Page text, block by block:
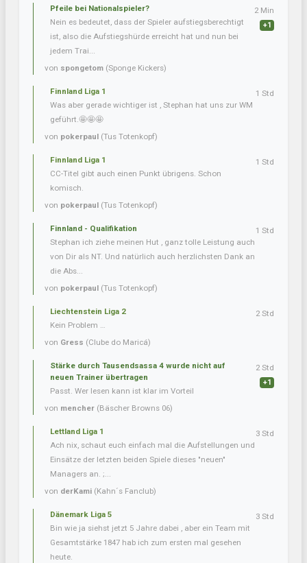
Pfeile bei Nationalspieler?
Nein es bedeutet, dass der Spieler aufstiegsberechtigt
ist, also die Aufstiegshürde erreicht hat und nun bei
jedem Trai...
von spongetom (Sponge Kickers)
2 Min
+1
Finnland Liga 1
Was aber gerade wichtiger ist , Stephan hat uns zur WM
geführt.🤩🤩🤩
von pokerpaul (Tus Totenkopf)
1 Std
Finnland Liga 1
CC-Titel gibt auch einen Punkt übrigens. Schon
komisch.
von pokerpaul (Tus Totenkopf)
1 Std
Finnland - Qualifikation
Stephan ich ziehe meinen Hut , ganz tolle Leistung auch
von Dir als NT. Und natürlich auch herzlichsten Dank an
die Abs...
von pokerpaul (Tus Totenkopf)
1 Std
Liechtenstein Liga 2
Kein Problem …
von Gress (Clube do Maricá)
2 Std
Stärke durch Tausendsassa 4 wurde nicht auf
neuen Trainer übertragen
Passt. Wer lesen kann ist klar im Vorteil
von mencher (Bäscher Browns 06)
2 Std
+1
Lettland Liga 1
Ach nix, schaut euch einfach mal die Aufstellungen und
Einsätze der letzten beiden Spiele dieses "neuen"
Managers an. ;...
von derKami (Kahn´s Fanclub)
3 Std
Dänemark Liga 5
Bin wie ja siehst jetzt 5 Jahre dabei , aber ein Team mit
Gesamtstärke 1847 hab ich zum ersten mal gesehen
heute.
3 Std